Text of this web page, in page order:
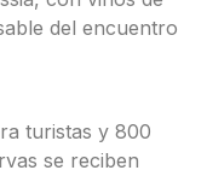
del encuentro
turistas y 800
se reciben